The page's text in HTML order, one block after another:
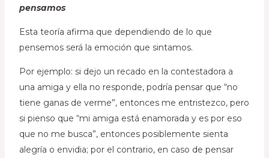
pensamos
Esta teoría afirma que dependiendo de lo que
pensemos será la emoción que sintamos.
Por ejemplo: si dejo un recado en la contestadora a
una amiga y ella no responde, podría pensar que “no
tiene ganas de verme”, entonces me entristezco, pero
si pienso que “mi amiga está enamorada y es por eso
que no me busca”, entonces posiblemente sienta
alegría o envidia; por el contrario, en caso de pensar